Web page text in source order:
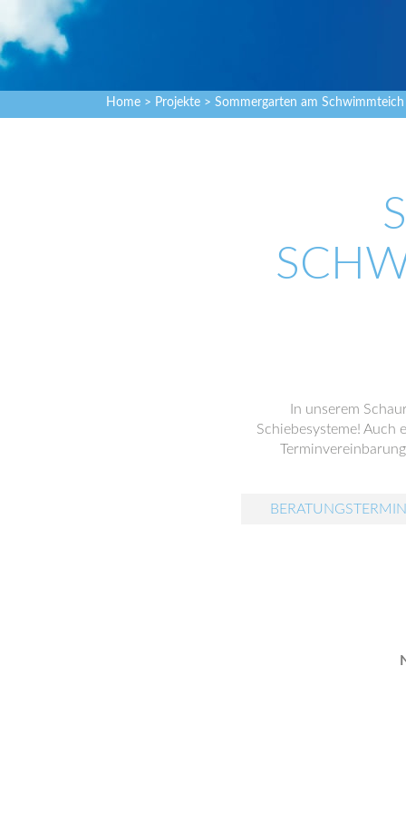
Home > Projekte > Sommergarten am
In unserem
Schiebesysteme! Auch